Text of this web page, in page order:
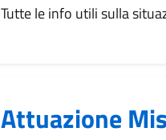
Tutte le info utili sulla
Attuazione